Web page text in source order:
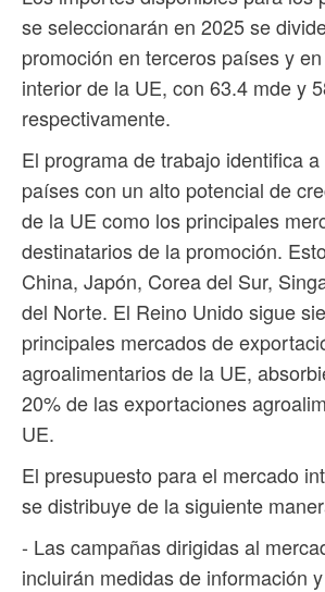
se seleccionarán en 2025 se
promoción en terceros países y
interior de la UE, con 63.4 mde y
respectivamente.
El programa de trabajo identifica
países con un alto potencial de
de la UE como los principales
destinatarios de la promoción.
China, Japón, Corea del Sur,
del Norte. El Reino Unido sigue
principales mercados de
agroalimentarios de la UE,
20% de las exportaciones
UE.
El presupuesto para el mercado
se distribuye de la siguiente
- Las campañas dirigidas al
incluirán medidas de información